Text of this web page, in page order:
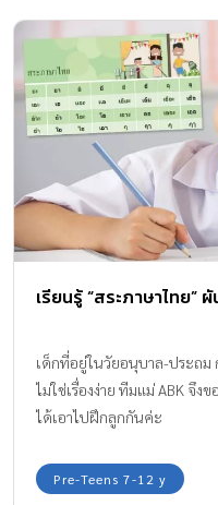
เรียนรู้ “สระภาษาไทย”
เด็กที่อยู่ในวัยอนุบาล-ประถม
ไม่ใช่เรื่องง่าย ทีมแม่ ABK จึง
ได้เอาไปฝึกลูกกันค่ะ
Pre-Teens 7-12 y